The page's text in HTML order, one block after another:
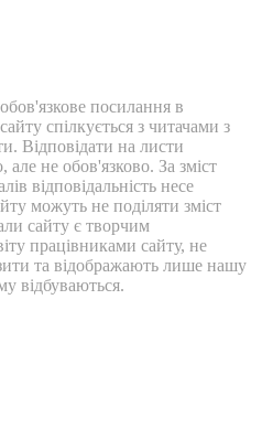
посилання в
спілкується з читачами з
Відповідати на листи
не обов'язково. За зміст
відповідальність несе
можуть не поділяти зміст
сайту є творчим
працівниками сайту, не
та відображають лише нашу
відбуваються.